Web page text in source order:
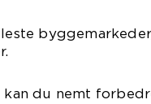
du nemt